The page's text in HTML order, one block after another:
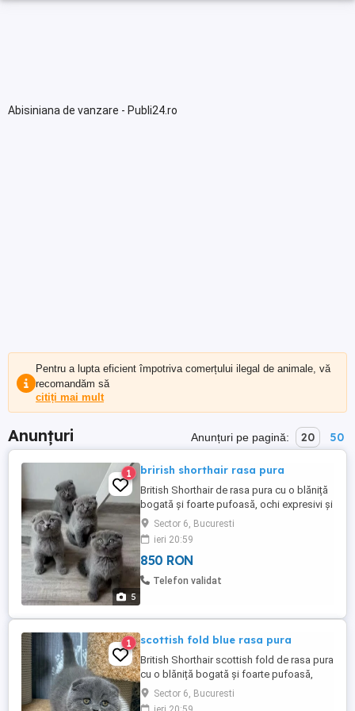
Abisiniana de vanzare - Publi24.ro
Pentru a lupta eficient împotriva comerțului ilegal de animale, vă
recomandăm să
citiți mai mult
Anunțuri Anunțuri pe pagină: 20 50
5
1 brirish shorthair rasa pura
British Shorthair de rasa pura cu o blăniță
bogată și foarte pufoasă, ochi expresivi și
un temperament extraordinar. Sunt
crescuti exclusiv în casă, cu multă grijă și
atenție, obișnuit cu oamenii și cu rutina
unui mediu curat și liniștit. Foarte
afectuosi ,echilibrat și jucăuși, adoră
Sector 6, Bucuresti
ieri 20:59
850 RON
Telefon validat
1 scottish fold blue rasa pura
British Shorthair scottish fold de rasa pura
cu o blăniță bogată și foarte pufoasă,
ochi expresivi și un temperament
extraordinar. Sunt crescuti exclusiv în
Sector 6, Bucuresti